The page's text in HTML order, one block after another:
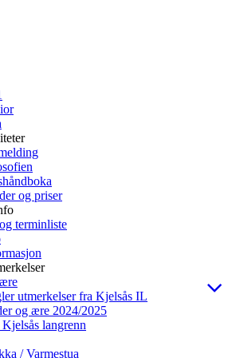
og priser
terminliste
utmerkelser fra Kjelsås IL
og ære 2024/2025
langrenn
/ Varmestua